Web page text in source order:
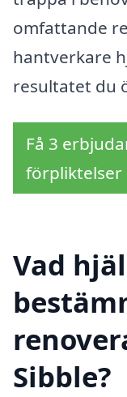
omfattande
hantverkare
resultatet du
Få 3
förpliktelser
Vad
Sibble?